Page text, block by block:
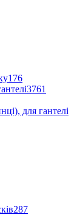
176
3761
для гантелі
287